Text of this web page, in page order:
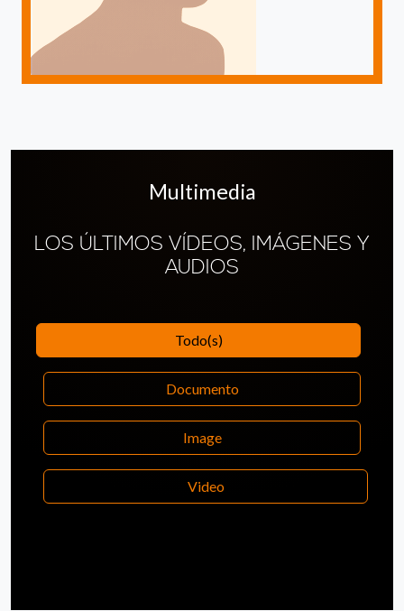
Multimedia
LOS ÚLTIMOS VÍDEOS, IMÁGENES Y
AUDIOS
Todo(s)
Documento
Image
Video